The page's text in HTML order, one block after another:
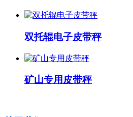
双托辊电子皮带秤
矿山专用皮带秤